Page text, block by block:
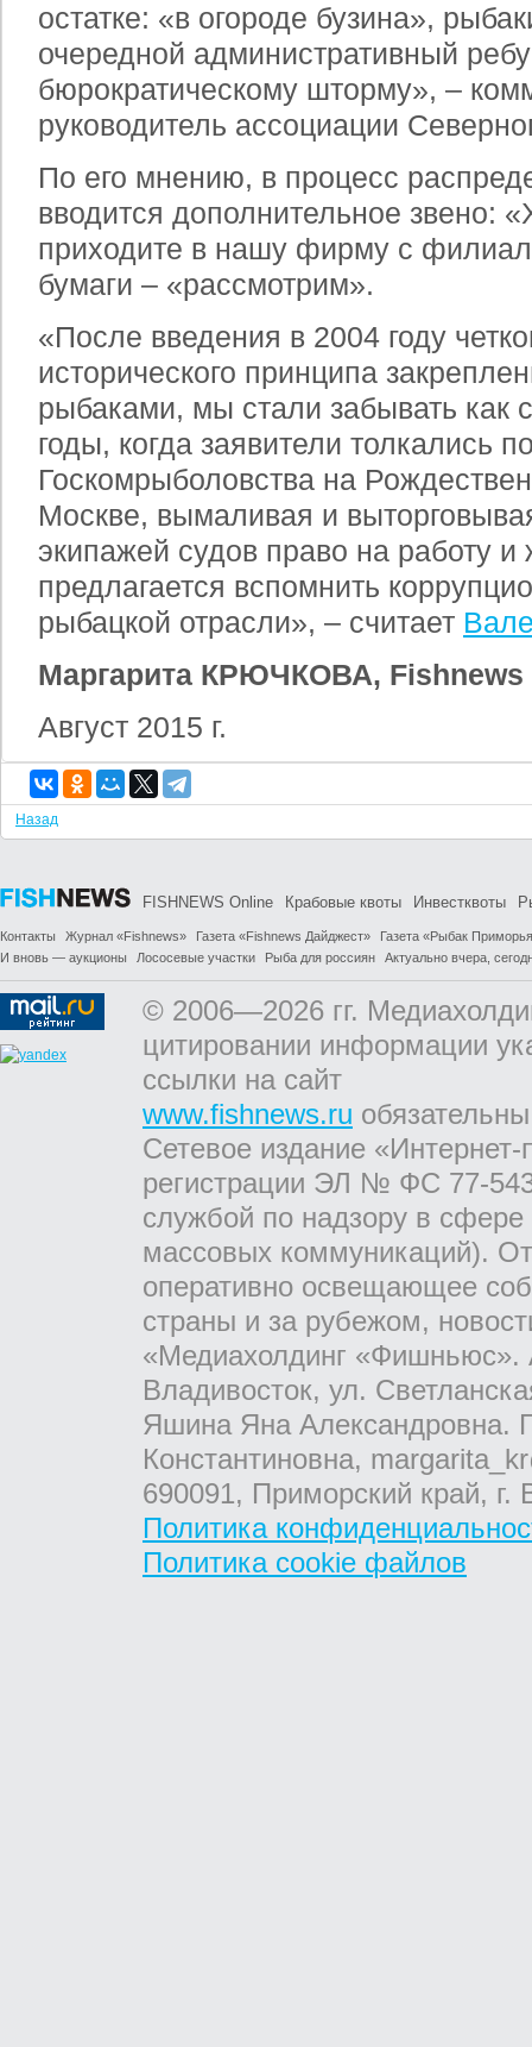
остатке: «в огороде бузина»,
очередной административный
бюрократическому шторму», –
руководитель ассоциации
По его мнению, в процесс
вводится дополнительное звено:
приходите в нашу фирму с
бумаги – «рассмотрим».
«После введения в 2004 году
исторического принципа
рыбаками, мы стали забывать как
годы, когда заявители толкались
Госкомрыболовства на
Москве, вымаливая и
экипажей судов право на работу и
предлагается вспомнить
рыбацкой отрасли», – считает
Маргарита КРЮЧКОВА, Fishnews
Август 2015 г.
Назад
FISHNEWS Online Крабовые квоты Инвестквоты
Контакты Журнал «Fishnews» Газета «Fishnews Дайджест»
Газета «Рыбак
И вновь — аукционы
Лососевые участки Рыба для россиян Актуально вчера,
© 2006—2026 гг.
цитировании информации
ссылки на сайт
www.fishnews.ru
Сетевое издание
регистрации ЭЛ № ФС 77-
службой по надзору в
массовых коммуникаций).
оперативно освещающее
страны и за рубежом,
«Медиахолдинг «Фишньюс».
Владивосток, ул.
Яшина Яна Александровна.
Константиновна,
690091, Приморский край,
Политика
Политика cookie файлов